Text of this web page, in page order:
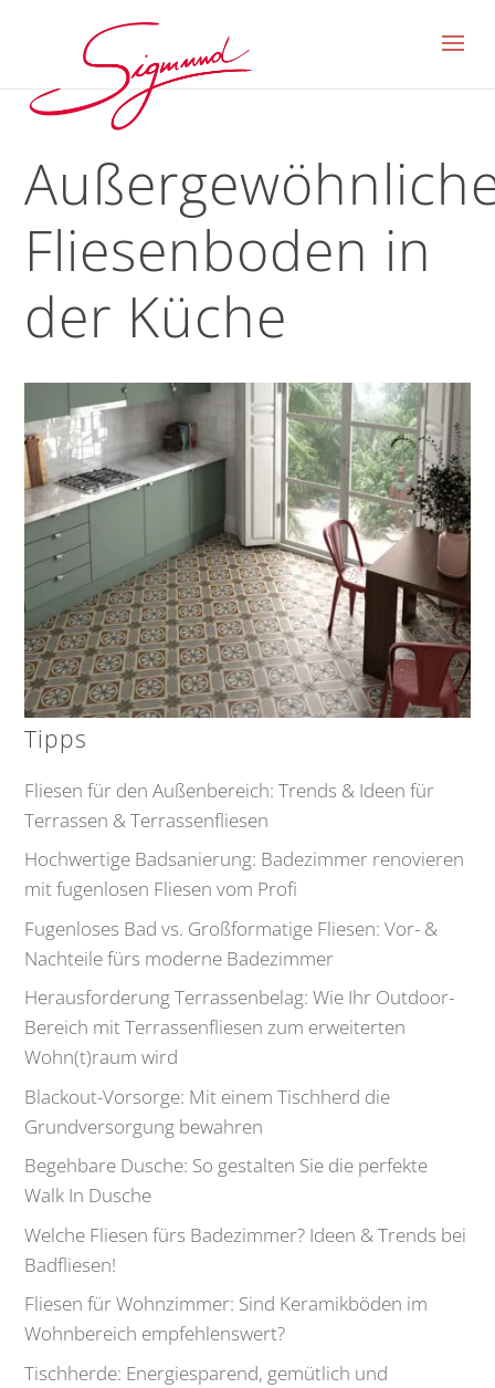
Fliesenboden in
der Küche
Tipps
Fliesen für den Außenbereich: Trends & Ideen für
Terrassen & Terrassenfliesen
Hochwertige Badsanierung: Badezimmer renovieren
mit fugenlosen Fliesen vom Profi
Fugenloses Bad vs. Großformatige Fliesen: Vor- &
Nachteile fürs moderne Badezimmer
Herausforderung Terrassenbelag: Wie Ihr Outdoor-
Bereich mit Terrassenfliesen zum erweiterten
Wohn(t)raum wird
Blackout-Vorsorge: Mit einem Tischherd die
Grundversorgung bewahren
Begehbare Dusche: So gestalten Sie die perfekte
Walk In Dusche
Welche Fliesen fürs Badezimmer? Ideen & Trends bei
Badfliesen!
Fliesen für Wohnzimmer: Sind Keramikböden im
Wohnbereich empfehlenswert?
Tischherde: Energiesparend, gemütlich und